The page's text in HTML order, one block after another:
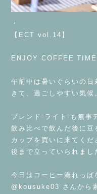
・
【ECT vol.14】
ENJOY COFFEE
午前中は暑いぐらいの日
きて、過ごしやすい気候
ブレンド-ライト-も無事
飲み比べで飲んだ後に豆
カップを買いに来てく
後まで立っていられまし
今日はコーヒー淹れっぱ
@kousuke03 さんから